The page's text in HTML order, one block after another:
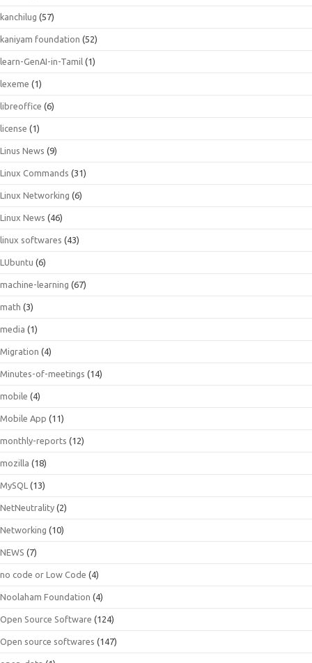
kanchilug (57)
kaniyam foundation (52)
learn-GenAI-in-Tamil (1)
lexeme (1)
libreoffice (6)
license (1)
Linus News (9)
Linux Commands (31)
Linux Networking (6)
Linux News (46)
linux softwares (43)
LUbuntu (6)
machine-learning (67)
math (3)
media (1)
Migration (4)
Minutes-of-meetings (14)
mobile (4)
Mobile App (11)
monthly-reports (12)
mozilla (18)
MySQL (13)
NetNeutrality (2)
Networking (10)
NEWS (7)
no code or Low Code (4)
Noolaham Foundation (4)
Open Source Software (124)
Open source softwares (147)